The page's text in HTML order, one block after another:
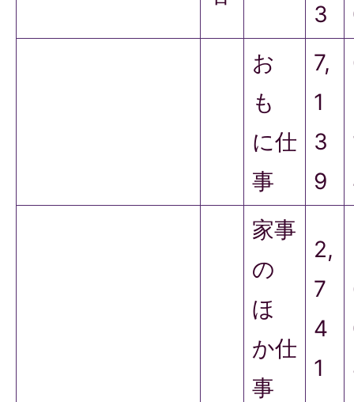
3
お
も
に仕
事
7,
1
3
9
家事
の
ほ
か仕
事
2,
7
4
1